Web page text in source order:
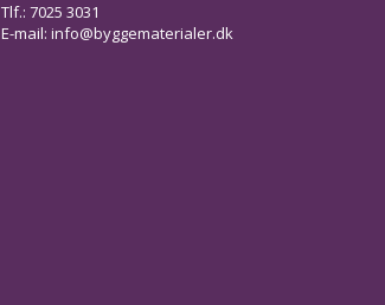
Tlf.: 7025 3031
E-mail: info@byggematerialer.dk